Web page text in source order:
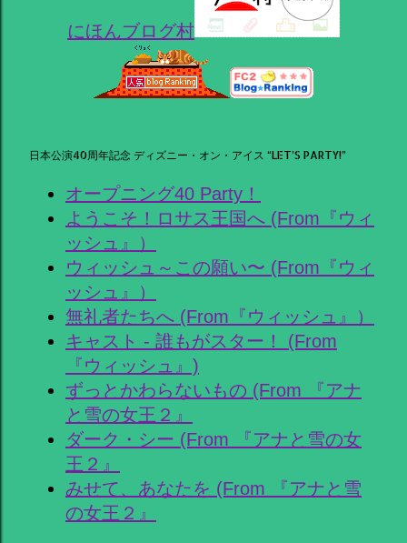
にほんブログ村
日本公演40周年記念 ディズニー・オン・アイス “LET’S PARTY!”
オープニング40 Party！
ようこそ！ロサス王国へ (From『ウィ
ッシュ』）
ウィッシュ～この願い〜 (From『ウィ
ッシュ』）
無礼者たちへ (From『ウィッシュ』）
キャスト - 誰もがスター！ (From
『ウィッシュ』)
ずっとかわらないもの (From 『アナ
と雪の女王２』
ダーク・シー (From 『アナと雪の女
王２』
みせて、あなたを (From 『アナと雪
の女王２』